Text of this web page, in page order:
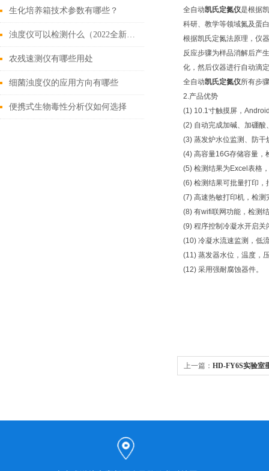
生化培养箱技术参数有哪些？
浊度仪可以检测什么（2022全新配置浊度仪）
农残速测仪有哪些用处
细菌浊度仪的应用方向有哪些
便携式生物毒性分析仪如何选择
全自动凯氏定氮仪是根据
科研、教学等领域氮及蛋
根据凯氏定氮法原理，仪
反应步骤为样品消解后产
化，然后仪器进行自动滴
全自动凯氏定氮仪所有步
2.产品优势
(1) 10.1寸触摸屏，
(2) 自动完成加碱、加硼
(3) 蒸发炉水位监测、防
(4) 高容量16G存储容量，
(5) 检测结果为Excel表格
(6) 检测结果可批量打印，
(7) 高速热敏打印机，检
(8) 有wifi联网功能，检测
(9) 程序控制冷凝水开启关
(10) 冷凝水流速监测，低
(11) 蒸发器水位，温度，
(12) 采用强耐腐蚀器件。
上一篇： HD-FY6S实验室